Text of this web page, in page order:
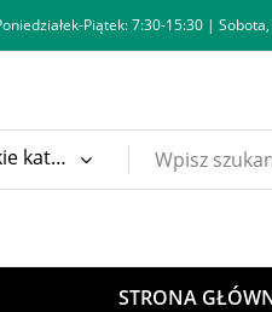
Piątek: 7:30-15:30 |
Wszystkie kategorie
STRONA